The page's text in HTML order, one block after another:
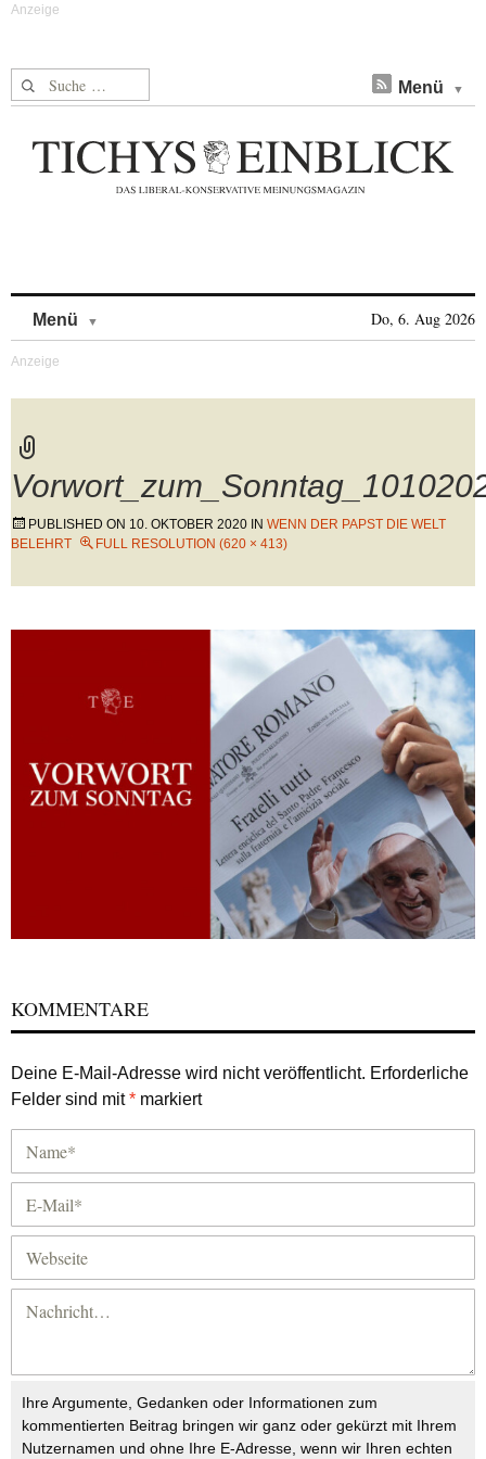
Suche nach: Menü
Menü Do, 6. Aug 2026
PUBLISHED ON 10. OKTOBER 2020 IN WENN DER PAPST DIE WELT
BELEHRT
FULL RESOLUTION (620 × 413)
KOMMENTARE
Deine E-Mail-Adresse wird nicht veröffentlicht. Erforderliche
Felder sind mit* markiert
Ihre Argumente, Gedanken oder Informationen zum
kommentierten Beitrag bringen wir ganz oder gekürzt mit Ihrem
Nutzernamen und ohne Ihre E-Adresse, wenn wir Ihren echten